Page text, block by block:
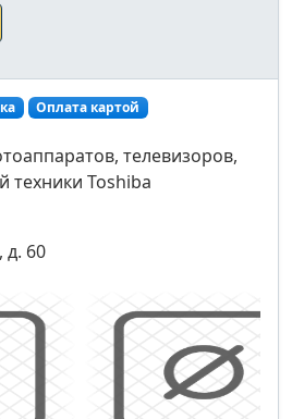
Оплата картой
телевизоров,
техники Toshiba
д. 60